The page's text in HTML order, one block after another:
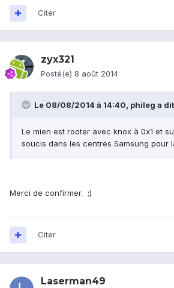
Citer
zyx321
Posté(e) 8 août 2014
Le 08/08/2014 à 14:40, phileg a
Le mien est rooter avec knox à 0x1 et
soucis dans les centres Samsung pour
Merci de confirmer. ;)
Citer
Laserman49